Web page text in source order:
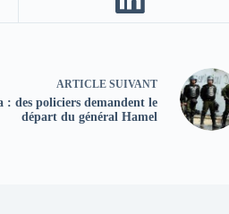
ARTICLE SUIVANT
: des policiers demandent le
départ du général Hamel